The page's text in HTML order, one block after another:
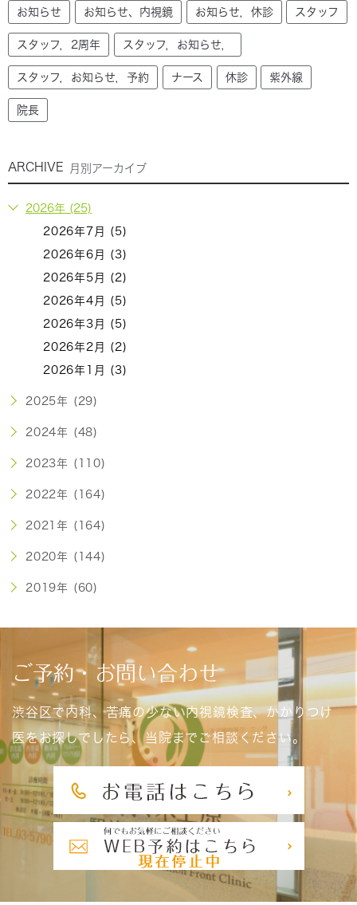
お知らせ お知らせ、内視鏡 お知らせ，休診 スタッフ
スタッフ，2周年 スタッフ，お知らせ，
スタッフ，お知らせ，予約 ナース 休診 紫外線
院長
ARCHIVE 月別アーカイブ
2026年 (25)
2026年7月 (5)
2026年6月 (3)
2026年5月 (2)
2026年4月 (5)
2026年3月 (5)
2026年2月 (2)
2026年1月 (3)
2025年 (29)
2024年 (48)
2023年 (110)
2022年 (164)
2021年 (164)
2020年 (144)
2019年 (60)
ご予約・お問い合わせ
渋谷区で内科、苦痛の少ない内視鏡検査、かかりつけ
医をお探しでしたら、当院までご相談ください。